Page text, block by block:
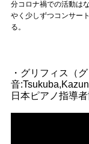
分コロナ禍での活動は
やく少しずつコンサー
る。
・グリフィス（
音
日本ピアノ指導